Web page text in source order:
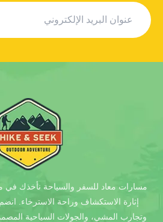
مسارات معاد للسفر والسياحة نأخذك في
إثارة الاستكشاف وراحة الاسترخاء. انضم
وتجارب المشي، والجولات السياحية